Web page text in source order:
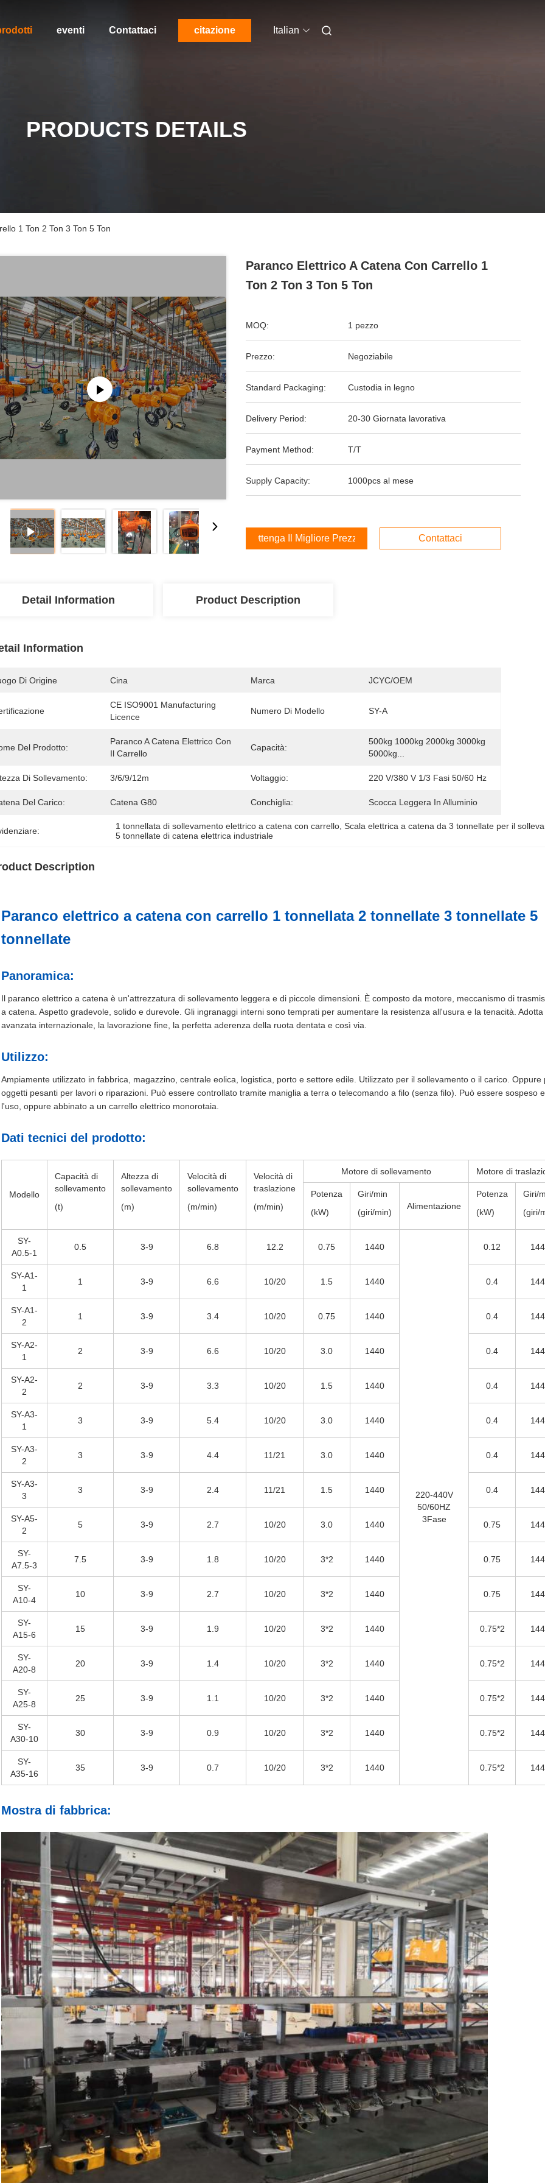
eventi Contattaci citazione Italian
PRODUCTS DETAILS
1 Ton 2 Ton 3 Ton 5 Ton
Paranco Elettrico A Catena Con Carrello 1
Ton 2 Ton 3 Ton 5 Ton
MOQ: 1 pezzo
Prezzo: Negoziabile
Standard Packaging: Custodia in legno
Delivery Period: 20-30 Giornata lavorativa
Payment Method: T/T
Supply Capacity: 1000pcs al mese
Ottenga Il Migliore Prezzo Contattaci
Detail Information Product Description
Information
Di Origine Cina Marca JCYC/OEM
CE ISO9001 Manufacturing
Licence
Numero Di Modello SY-A
Del Prodotto:
Paranco A Catena Elettrico Con
Il Carrello
Capacità:
500kg 1000kg 2000kg 3000kg
5000kg...
Di Sollevamento: 3/6/9/12m Voltaggio: 220 V/380 V 1/3 Fasi 50/60 Hz
Del Carico: Catena G80 Conchiglia: Scocca Leggera In Alluminio
1 tonnellata di sollevamento elettrico a catena con carrello , Scala elettrica a catena da 3 tonnellate per il
5 tonnellate di catena elettrica industriale
Description
Paranco elettrico a catena con carrello 1 tonnellata 2 tonnellate 3 tonnellate 5
tonnellate
Panoramica:
Il paranco elettrico a catena è un'attrezzatura di sollevamento leggera e di piccole dimensioni. È composto da motore, meccanismo di
a catena. Aspetto gradevole, solido e durevole. Gli ingranaggi interni sono temprati per aumentare la resistenza all'usura e la tenacità.
avanzata internazionale, la lavorazione fine, la perfetta aderenza della ruota dentata e così via.
Utilizzo:
Ampiamente utilizzato in fabbrica, magazzino, centrale eolica, logistica, porto e settore edile. Utilizzato per il sollevamento o il carico. Oppure
oggetti pesanti per lavori o riparazioni. Può essere controllato tramite maniglia a terra o telecomando a filo (senza filo). Può essere sospeso
l'uso, oppure abbinato a un carrello elettrico monorotaia.
Dati tecnici del prodotto:
Modello
Capacità di
sollevamento
(t)
Altezza di
sollevamento
(m)
Velocità di
sollevamento
(m/min)
Velocità di
traslazione
(m/min)
Motore di sollevamento Motore di
Potenza
(kW)
Giri/min
(giri/min)
Alimentazione
Potenza
(kW)
Giri/
(giri/
SY-
A0.5-1
0.5 3-9 6.8 12.2 0.75 1440
220-440V
50/60HZ
3Fase
0.12
SY-A1-
1
1 3-9 6.6 10/20 1.5 1440 0.4
SY-A1-
2
1 3-9 3.4 10/20 0.75 1440 0.4
SY-A2-
1
2 3-9 6.6 10/20 3.0 1440 0.4
SY-A2-
2
2 3-9 3.3 10/20 1.5 1440 0.4
SY-A3-
1
3 3-9 5.4 10/20 3.0 1440 0.4
SY-A3-
2
3 3-9 4.4 11/21 3.0 1440 0.4
SY-A3-
3
3 3-9 2.4 11/21 1.5 1440 0.4
SY-A5-
2
5 3-9 2.7 10/20 3.0 1440 0.75
SY-
A7.5-3
7.5 3-9 1.8 10/20 3*2 1440 0.75
SY-
A10-4
10 3-9 2.7 10/20 3*2 1440 0.75
SY-
A15-6
15 3-9 1.9 10/20 3*2 1440 0.75*2
SY-
A20-8
20 3-9 1.4 10/20 3*2 1440 0.75*2
SY-
A25-8
25 3-9 1.1 10/20 3*2 1440 0.75*2
SY-
A30-10
30 3-9 0.9 10/20 3*2 1440 0.75*2
SY-
A35-16
35 3-9 0.7 10/20 3*2 1440 0.75*2
Mostra di fabbrica: